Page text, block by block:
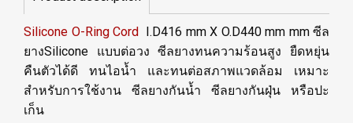
Silicone O-Ring Cord I.D416 mm X O.D440 mm mm ซีล
ยางSilicone แบบต่อวง ซีลยางทนความร้อนสูง ยืดหยุ่น
คืนตัวได้ดี ทนไอน้ำ และทนต่อสภาพแวดล้อม เหมาะ
สำหรับการใช้งาน ซีลยางกันน้ำ ซีลยางกันฝุ่น หรือปะ
เก็น